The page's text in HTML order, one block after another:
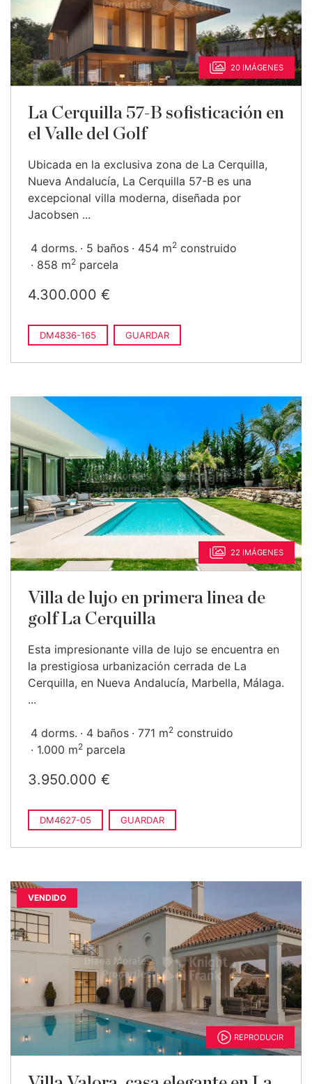
20 IMÁGENES
La Cerquilla 57-B sofisticación en
el Valle del Golf
Ubicada en la exclusiva zona de La Cerquilla,
Nueva Andalucía, La Cerquilla 57-B es una
excepcional villa moderna, diseñada por
Jacobsen ...
4 dorms. 5 baños 454 m2 construido
858 m2 parcela
4.300.000 €
DM4836-165 GUARDAR
22 IMÁGENES
Villa de lujo en primera linea de
golf La Cerquilla
Esta impresionante villa de lujo se encuentra en
la prestigiosa urbanización cerrada de La
Cerquilla, en Nueva Andalucía, Marbella, Málaga.
...
4 dorms. 4 baños 771 m2 construido
1.000 m2 parcela
3.950.000 €
DM4627-05 GUARDAR
VENDIDO
REPRODUCIR